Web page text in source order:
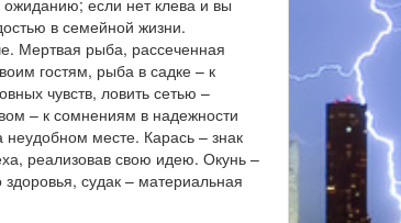
если нет клева и вы
в семейной жизни.
Мертвая рыба, рассеченная
гостям, рыба в садке – к
чувств, ловить сетью –
– к сомнениям в надежности
месте. Карась – знак
реализовав свою идею. Окунь –
судак – материальная